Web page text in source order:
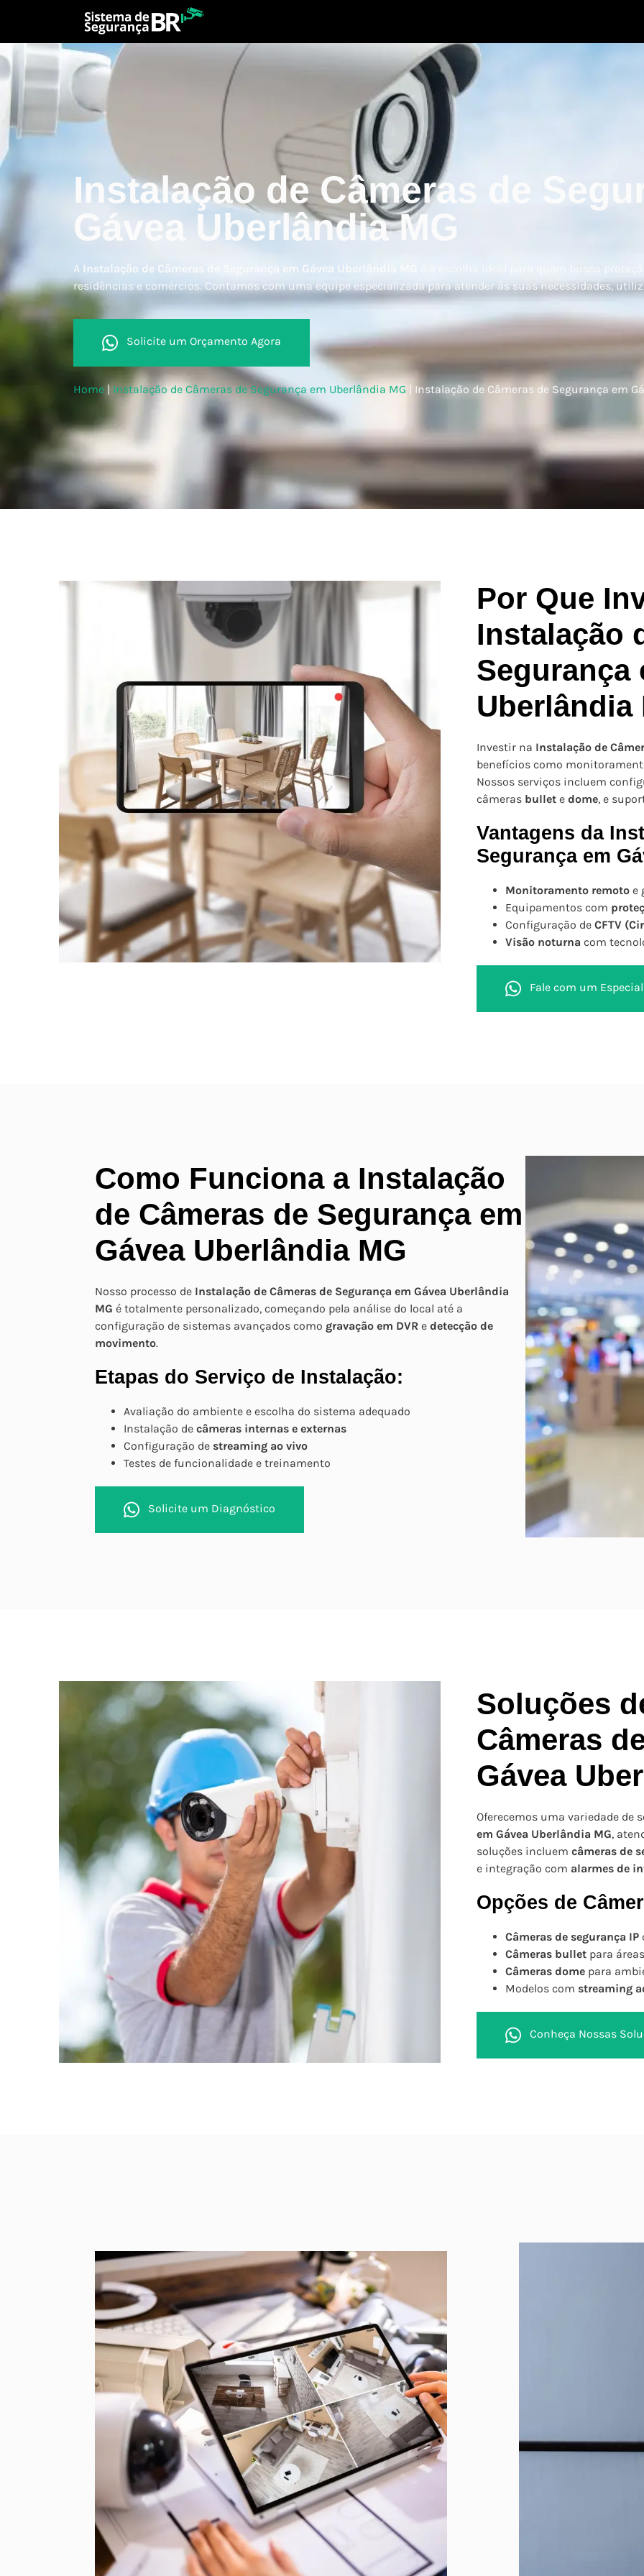
Instalação de Câmeras de
Gávea Uberlândia MG
A Instalação de Câmeras de Segurança em Gávea Uberlândia MG
é a escolha ideal para quem busca
residências e comércios. Contamos com uma equipe especializada para atender às suas necessidades,
Solicite um Orçamento Agora
Home | Instalação de Câmeras de Segurança em Uberlândia MG | Instalação de Câmeras de Segurança em
Por Que
Instalação
Segurança
Uberlândia
Investir na Instalação de
benefícios como
Nossos serviços incluem
câmeras bullet e dome, e
Vantagens da
Segurança em
Monitoramento remoto e
Equipamentos com
Configuração de CFTV
Visão noturna com
Fale com um
Como Funciona a Instalação
de Câmeras de Segurança em
Gávea Uberlândia MG
Nosso processo de Instalação de Câmeras de Segurança em Gávea Uberlândia
MG é totalmente personalizado, começando pela análise do local até a
configuração de sistemas avançados como gravação em DVR e detecção de
movimento.
Etapas do Serviço de Instalação:
Avaliação do ambiente e escolha do sistema adequado
Instalação de câmeras internas e externas
Configuração de streaming ao vivo
Testes de funcionalidade e treinamento
Solicite um Diagnóstico
Soluções
Câmeras
Gávea
Oferecemos uma variedade de
em Gávea Uberlândia MG,
soluções incluem câmeras de
e integração com alarmes de
Opções de
Câmeras de segurança IP
Câmeras bullet para
Câmeras dome para
Modelos com streaming
Conheça Nossas